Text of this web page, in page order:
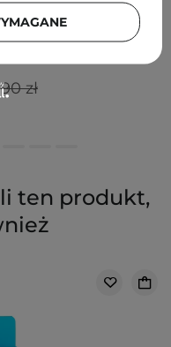
Firming Drop - Serum
zł
ten produkt,